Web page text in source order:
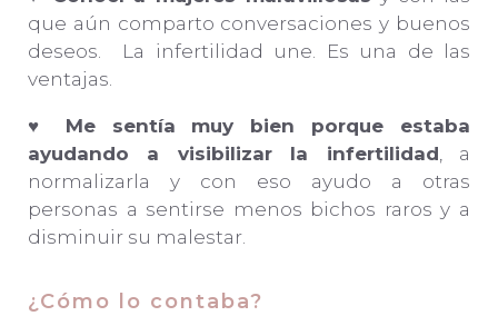
que aún comparto conversaciones y buenos
deseos. La infertilidad une. Es una de las
ventajas.
♥ Me sentía muy bien porque estaba
ayudando a visibilizar la infertilidad, a
normalizarla y con eso ayudo a otras
personas a sentirse menos bichos raros y a
disminuir su malestar.
¿Cómo lo contaba?